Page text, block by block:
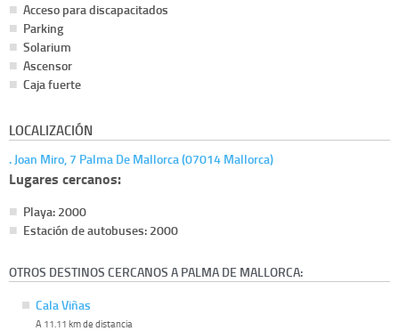
Acceso para discapacitados
Parking
Solarium
Ascensor
Caja fuerte
LOCALIZACIÓN
. Joan Miro, 7 Palma De Mallorca (07014 Mallorca)
Lugares cercanos:
Playa: 2000
Estación de autobuses: 2000
OTROS DESTINOS CERCANOS A PALMA DE MALLORCA:
Cala Viñas
A 11.11 km de distancia